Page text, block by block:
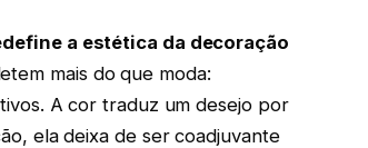
a estética da decoração
mais do que moda:
A cor traduz um desejo por
ela deixa de ser coadjuvante